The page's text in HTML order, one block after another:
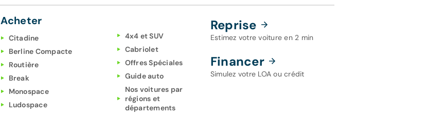
Acheter
Citadine
Berline Compacte
Routière
Break
Monospace
Ludospace
4x4 et SUV
Cabriolet
Offres Spéciales
Guide auto
Nos voitures par
régions et
départements
Reprise
Estimez votre voiture en 2 min
Financer
Simulez votre LOA ou crédit